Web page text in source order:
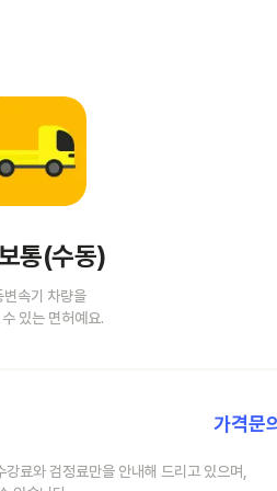
통(수동)
변속기 차량을
있는 면허예요.
가격문
료와 검정료만을 안내해 드리고 있으며,